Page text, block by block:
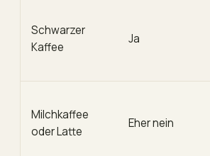
Schwarzer
Kaffee
Ja
Milchkaffee
oder Latte
Eher nein